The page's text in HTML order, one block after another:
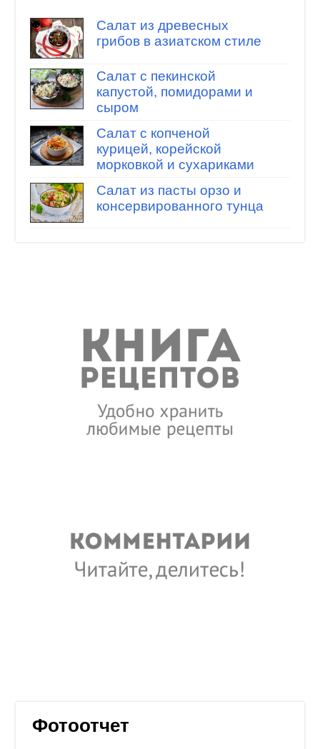
Салат из древесных
грибов в азиатском стиле
Салат с пекинской
капустой, помидорами и
сыром
Салат с копченой
курицей, корейской
морковкой и сухариками
Салат из пасты орзо и
консервированного тунца
Фотоотчет